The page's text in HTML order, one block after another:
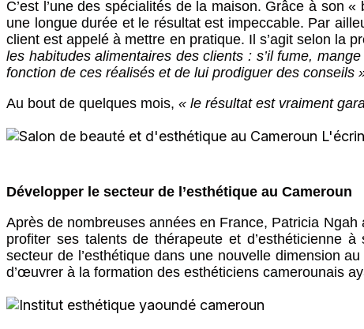
C’est l’une des spécialités de la maison. Grâce à son
une longue durée et le résultat est impeccable. Par
client est appelé à mettre en pratique. Il s’agit selon la
les habitudes alimentaires des clients : s’il fume,
fonction de ces réalisés et de lui prodiguer des conseils
Au bout de quelques mois, « le résultat est vraiment
Développer le secteur de l’esthétique au Cameroun
Après de nombreuses années en France, Patricia
profiter ses talents de thérapeute et d’esthéticienne
secteur de l’esthétique dans une nouvelle dimension
d’œuvrer à la formation des esthéticiens camerounais